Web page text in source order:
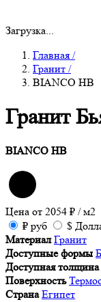
Загрузка...
Главная /
Гранит /
BIANCO HB
Гранит
BIANCO HB
Цена от 2054 ₽ / м2
₽ руб $
Материал Гранит
Доступные формы
Доступная толщина
Поверхность
Страна Египет